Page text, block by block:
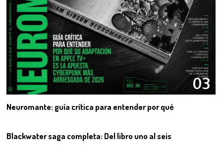
03
Neuromante: guía crítica para entender por qué
Blackwater saga completa: Del libro uno al seis